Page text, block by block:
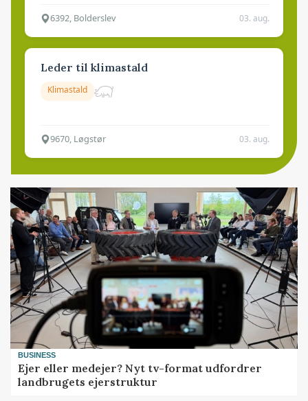
6392, Bolderslev 03. aug.
Leder til klimastald
Klimastald
9670, Løgstør 03. aug.
BUSINESS
Ejer eller medejer? Nyt tv-format udfordrer
landbrugets ejerstruktur